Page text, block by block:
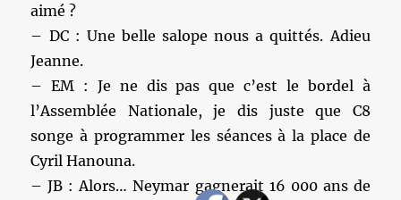
aimé ?
– DC : Une belle salope nous a quittés. Adieu
Jeanne.
– EM : Je ne dis pas que c’est le bordel à
l’Assemblée Nationale, je dis juste que C8
songe à programmer les séances à la place de
Cyril Hanouna.
– JB : Alors… Neymar gagnerait 16 000 ans de